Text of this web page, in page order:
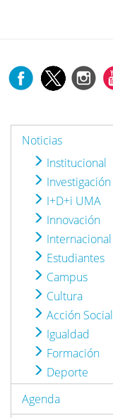
Noticias
Institucional
Investigación
I+D+i UMA
Innovación
Internacional
Estudiantes
Campus
Cultura
Acción Social
Igualdad
Formación
Deporte
Agenda